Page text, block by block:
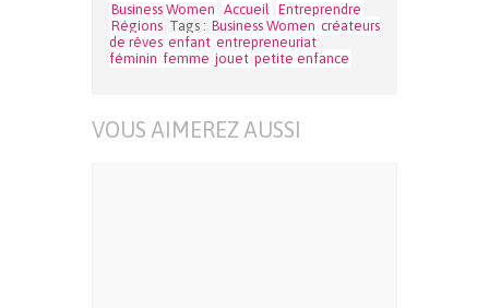
Business Women Accueil Entreprendre
Régions Tags : Business Women créateurs
de rêves enfant entrepreneuriat
féminin femme jouet petite enfance
VOUS AIMEREZ AUSSI